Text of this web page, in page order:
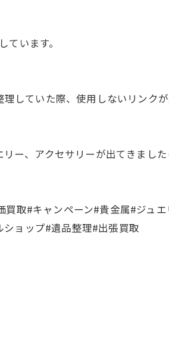
います。
していた際、使用しないリンク
ー、アクセサリーが出てきまし
取#キャンペーン#貴金属#ジュ
ョップ#遺品整理#出張買取